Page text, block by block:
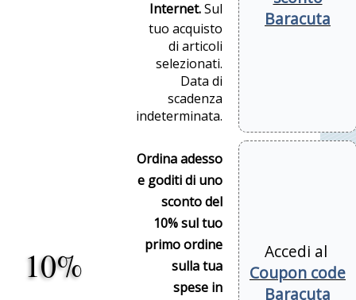
Internet.Sul
tuo acquisto
di articoli
selezionati.
Data di
scadenza
indeterminata.
Baracuta
10%
Ordina adesso
e goditi di uno
sconto del
10% sul tuo
primo ordine
sulla tua
spese in
Accedi al
Coupon code
Baracuta